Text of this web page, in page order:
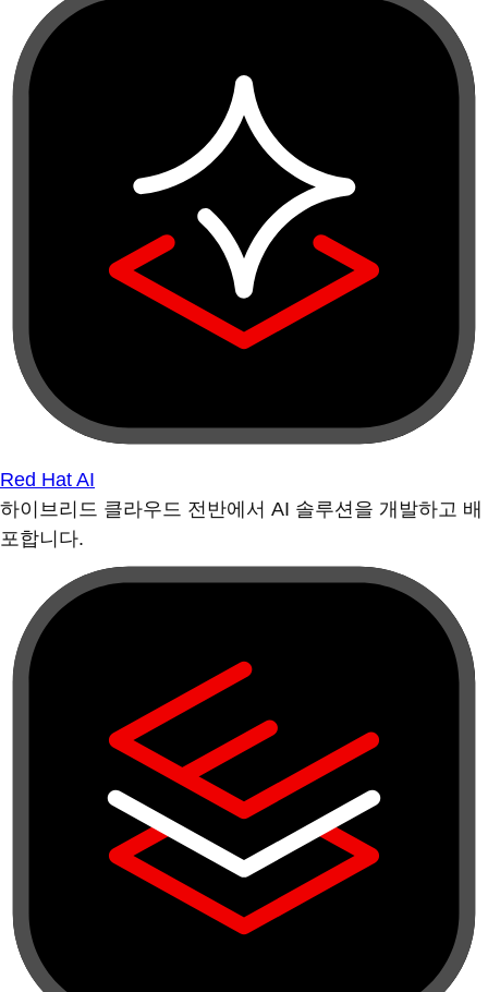
Red Hat AI
하이브리드 클라우드 전반에서 AI 솔루션을 개발하고 배
포합니다.